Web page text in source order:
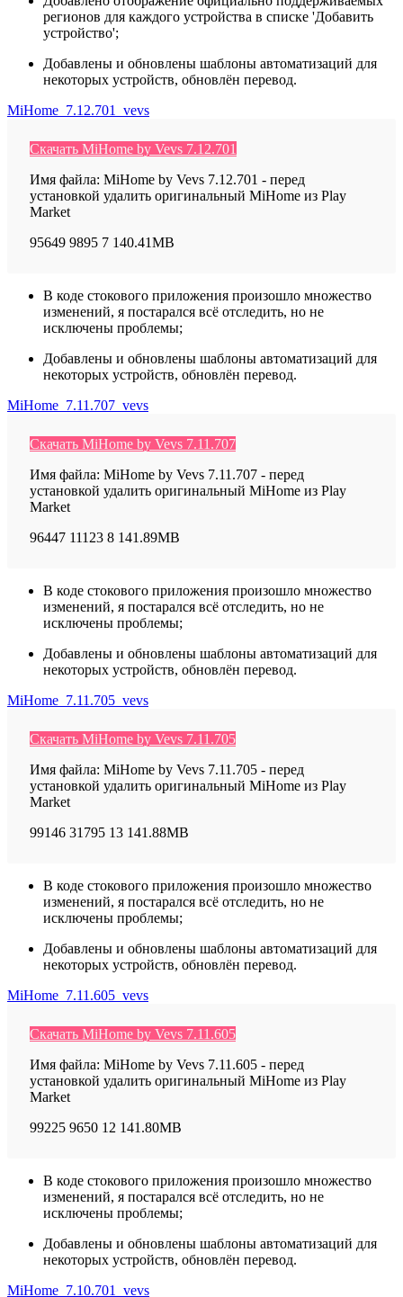
регионов для каждого устройства в списке 'Добавить
устройство';
Добавлены и обновлены шаблоны автоматизаций для
некоторых устройств, обновлён перевод.
MiHome_7.12.701_vevs
Скачать MiHome by Vevs 7.12.701
Имя файла: MiHome by Vevs 7.12.701 - перед
установкой удалить оригинальный MiHome из Play
Market
95649 9895 7 140.41MB
В коде стокового приложения произошло множество
изменений, я постарался всё отследить, но не
исключены проблемы;
Добавлены и обновлены шаблоны автоматизаций для
некоторых устройств, обновлён перевод.
MiHome_7.11.707_vevs
Скачать MiHome by Vevs 7.11.707
Имя файла: MiHome by Vevs 7.11.707 - перед
установкой удалить оригинальный MiHome из Play
Market
96447 11123 8 141.89MB
В коде стокового приложения произошло множество
изменений, я постарался всё отследить, но не
исключены проблемы;
Добавлены и обновлены шаблоны автоматизаций для
некоторых устройств, обновлён перевод.
MiHome_7.11.705_vevs
Скачать MiHome by Vevs 7.11.705
Имя файла: MiHome by Vevs 7.11.705 - перед
установкой удалить оригинальный MiHome из Play
Market
99146 31795 13 141.88MB
В коде стокового приложения произошло множество
изменений, я постарался всё отследить, но не
исключены проблемы;
Добавлены и обновлены шаблоны автоматизаций для
некоторых устройств, обновлён перевод.
MiHome_7.11.605_vevs
Скачать MiHome by Vevs 7.11.605
Имя файла: MiHome by Vevs 7.11.605 - перед
установкой удалить оригинальный MiHome из Play
Market
99225 9650 12 141.80MB
В коде стокового приложения произошло множество
изменений, я постарался всё отследить, но не
исключены проблемы;
Добавлены и обновлены шаблоны автоматизаций для
некоторых устройств, обновлён перевод.
MiHome_7.10.701_vevs